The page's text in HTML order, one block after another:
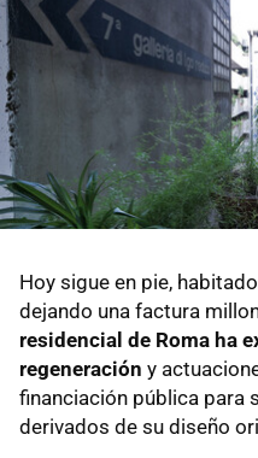
Hoy sigue en pie,
dejando una factura
residencial de Roma ha
regeneración y
financiación pública para
derivados de su diseño